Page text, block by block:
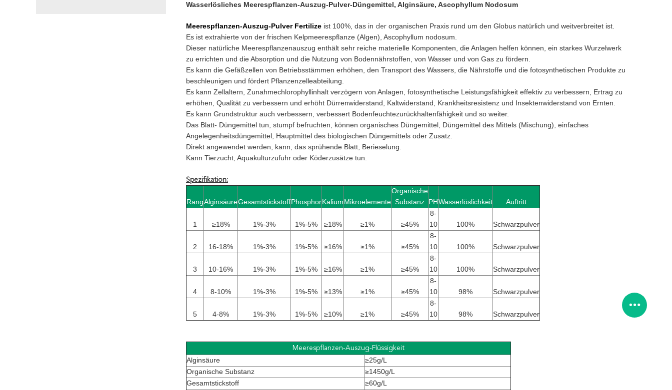
Wasserlösliches Meerespflanzen-Auszug-Pulver-Düngemittel, Alginsäure, Ascophyllum Nodosum
Meerespflanzen-Auszug-Pulver Fertilize ist 100%, das in der organischen Praxis rund um den Globus natürlich und weitverbreitet ist.
Es ist extrahierte von der frischen Kelpmeerespflanze (Algen), Ascophyllum nodosum.
Dieser natürliche Meerespflanzenauszug enthält sehr reiche materielle Komponenten, die Anlagen helfen können, ein starkes Wurzelwerk
zu errichten und die Absorption und die Nutzung von Bodennährstoffen, von Wasser und von Gas zu fördern.
Es kann die Gefäßzellen von Betriebsstämmen erhöhen, den Transport des Wassers, die Nährstoffe und die fotosynthetischen Produkte zu
beschleunigen und fördert Pflanzenzelleabteilung.
Es kann Zellaltern, Zunahmechlorophyllinhalt verzögern von Anlagen, fotosynthetische Leistungsfähigkeit effektiv zu verbessern, Ertrag zu
erhöhen, Qualität zu verbessern und erhöht Dürrenwiderstand, Kaltwiderstand, Krankheitsresistenz und Insektenwiderstand von Ernten.
Es kann Grundstruktur auch verbessern, verbessert Bodenfeuchtezurückhaltenfähigkeit und so weiter.
Das Blatt- Düngemittel tun, stumpf befruchten, können organisches Düngemittel, Düngemittel des Mittels (Mischung), einfaches
Angelegenheitsdüngemittel, Hauptmittel des biologischen Düngemittels oder Zusatz.
Direkt angewendet werden, kann, das sprühende Blatt, Berieselung.
Kann Tierzucht, Aquakulturzufuhr oder Köderzusätze tun.
Spezifikation:
RangAlginsäureGesamtstickstoffPhosphorKaliumMikroelemente
Organische
Substanz PHWasserlöslichkeit Auftritt
1 ≥18% 1%-3% 1%-5% ≥18% ≥1% ≥45%
8-
10
100% Schwarzpulver
2 16-18% 1%-3% 1%-5% ≥16% ≥1% ≥45%
8-
10
100% Schwarzpulver
3 10-16% 1%-3% 1%-5% ≥16% ≥1% ≥45%
8-
10
100% Schwarzpulver
4 8-10% 1%-3% 1%-5% ≥13% ≥1% ≥45%
8-
10
98% Schwarzpulver
5 4-8% 1%-3% 1%-5% ≥10% ≥1% ≥45%
8-
10
98% Schwarzpulver
Meerespflanzen-Auszug-Flüssigkeit
Alginsäure
≥25g/L
Organische Substanz
≥1450g/L
Gesamtstickstoff
≥60g/L